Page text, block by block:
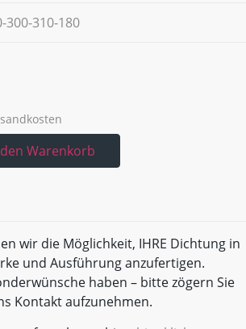
300-310-180
Warenkorb
wir die Möglichkeit, IHRE Dichtung in
und Ausführung anzufertigen.
haben – bitte zögern Sie
Kontakt aufzunehmen.